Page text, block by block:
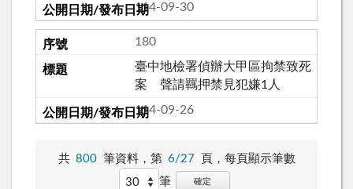
114-09-30
180
臺中地檢署偵辦大甲區拘禁致死
案 聲請羈押禁見犯嫌1人
114-09-26
共 800 筆資料，第 6/27 頁， 每頁顯示筆數
筆
確定